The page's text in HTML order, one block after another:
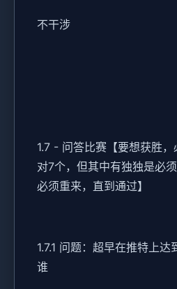
不干涉
1.7 - 问答比赛【要想获胜
对7个，但其中有独独是必
必须重来，直到通过】
1.7.1 问题：超早在推特上达
谁